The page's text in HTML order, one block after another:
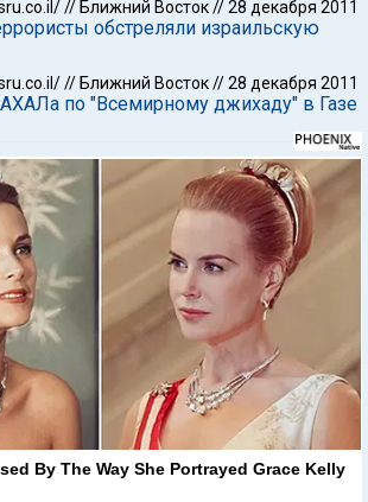
// Ближний Восток//28 декабря 2011
обстреляли израильскую
// Ближний Восток//28 декабря 2011
по "Всемирному джихаду" в Газе
By The Way She Portrayed Grace Kelly